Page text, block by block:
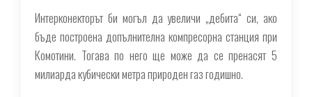
Интерконекторът би могъл да увеличи „дебита“ си, ако
бъде построена допълнителна компресорна станция при
Комотини. Тогава по него ще може да се пренасят 5
милиарда кубически метра природен газ годишно.